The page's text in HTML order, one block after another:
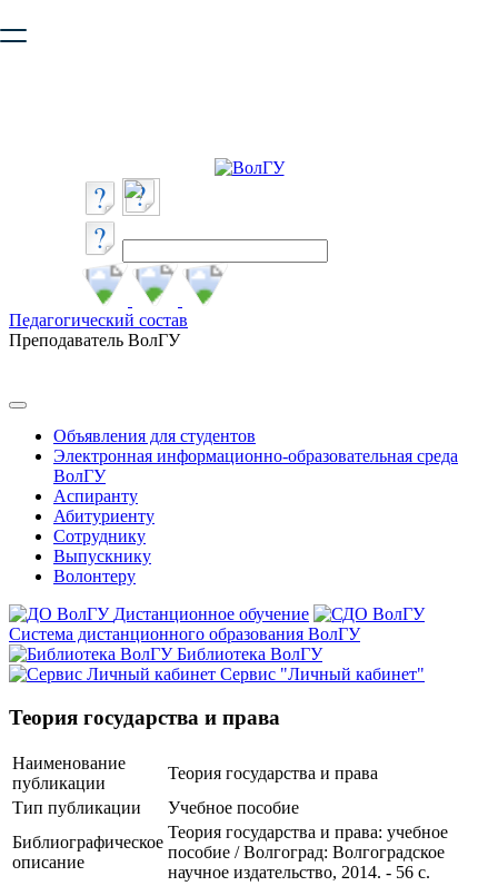
безопасную работу с сайтом. Пожалуйста
Педагогический состав
Преподаватель ВолГУ
Объявления для студентов
Электронная информационно-образовательная среда
ВолГУ
Аспиранту
Абитуриенту
Сотруднику
Выпускнику
Волонтеру
Дистанционное обучение
Система дистанционного образования ВолГУ
Библиотека ВолГУ
Сервис "Личный кабинет"
Теория государства и права
Наименование
публикации
Теория государства и права
Тип публикации
Учебное пособие
Библиографическое
описание
Теория государства и права: учебное
пособие / Волгоград: Волгоградское
научное издательство, 2014. - 56 с.